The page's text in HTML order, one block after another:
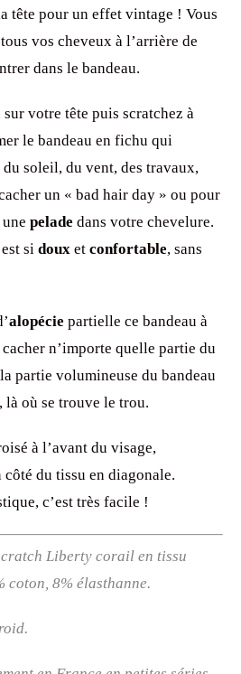
tête pour un effet vintage ! Vous
vos cheveux à l’arrière de
dans le bandeau.
votre tête puis scratchez à
le bandeau en fichu qui
soleil, du vent, des travaux,
un « bad hair day » ou pour
pelade dans votre chevelure.
si doux et confortable, sans
alopécie partielle ce bandeau à
n’importe quelle partie du
partie volumineuse du bandeau
là où se trouve le trou.
à l’avant du visage,
du tissu en diagonale.
c’est très facile !
Liberty corail en tissu
coton, 8% élasthanne.